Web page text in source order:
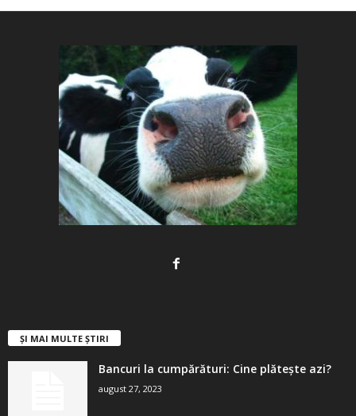
ȘI MAI MULTE ȘTIRI
Bancuri la cumpărături: Cine plătește azi?
august 27, 2023